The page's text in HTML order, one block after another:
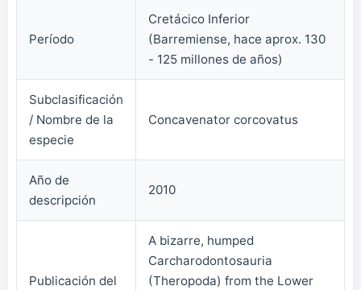
Período
Cretácico Inferior
(Barremiense, hace aprox. 130
- 125 millones de años)
Subclasificación
/ Nombre de la
especie
Concavenator corcovatus
Año de
descripción
2010
Publicación del
A bizarre, humped
Carcharodontosauria
(Theropoda) from the Lower